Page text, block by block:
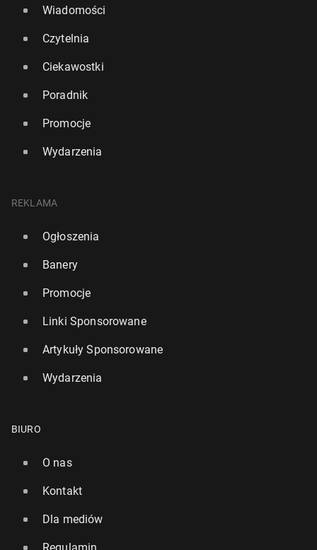
Wiadomości
Czytelnia
Ciekawostki
Poradnik
Promocje
Wydarzenia
REKLAMA
Ogłoszenia
Banery
Promocje
Linki Sponsorowane
Artykuły Sponsorowane
Wydarzenia
BIURO
O nas
Kontakt
Dla mediów